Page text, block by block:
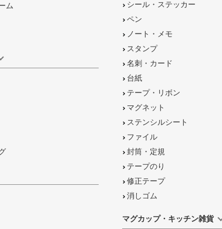
ム
シール・ステッカー
ペン
ノート・メモ
スタンプ
名刺・カード
台紙
テープ・リボン
マグネット
ステンシルシート
ファイル
封筒・定規
テープのり
修正テープ
消しゴム
マグカップ・キッチン雑貨